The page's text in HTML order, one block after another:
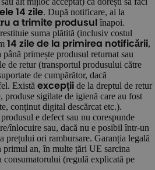
14 zile. După notificare, ai la
a trimite produsul înapoi.
suma plătită (inclusiv costul
14 zile de la primirea notificării,
până primește produsul returnat sau
de retur (transportul produsului către
de cumpărător, dacă
Există excepții de la dreptul de retur
produse sigilate de igienă care au fost
conținut digital descărcat etc.).
e defect sau nu corespunde
înlocuire sau, dacă nu e posibil într-un
prețului ori rambursare. Garanția legală
an, în multe țări UE sarcina
consumatorului (regulă explicată pe